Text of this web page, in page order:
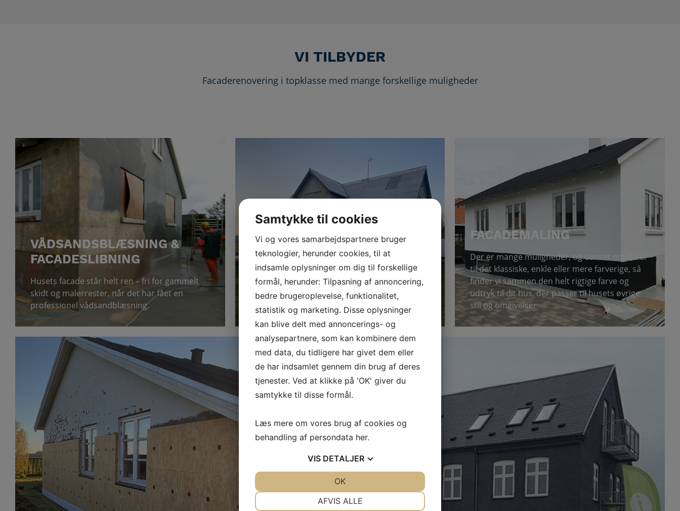
VI TILBYDER
Facaderenovering i topklasse med mange forskellige muligheder
VÅDSANDSBLÆSNING &
FACADESLIBNING
Husets facade står helt ren – fri for gammelt
skidt og malerrester, når det har fået en
professionel vådsandblæsning.
NETPUDSNING
Ved en netpudsning af facaden bliver puds og
mørtel forstærket med et fibernet. Det er en
nyere teknik, der sikrer dig en stærk og
holdbar facade, der ikke revner og krakelerer
de næste mange, mange år.
FACADEMALING
Der er mange muligheder, og uanset om du er
til det klassiske, enkle eller mere farverige, så
finder vi sammen den helt rigtige farve og
udtryk til dit hus, der passer til husets øvrige
stil og omgivelser.
Samtykke til cookies
Vi og vores samarbejdspartnere bruger
teknologier, herunder cookies, til at
indsamle oplysninger om dig til forskellige
formål, herunder: Tilpasning af annoncering,
bedre brugeroplevelse, funktionalitet,
statistik og marketing. Disse oplysninger
kan blive delt med annoncerings- og
analysepartnere, som kan kombinere dem
med data, du tidligere har givet dem eller
de har indsamlet gennem din brug af deres
tjenester. Ved at klikke på 'OK' giver du
samtykke til disse formål.
Læs mere om vores brug af cookies og
behandling af persondata her.
VIS DETALJER
AFVIS ALLE
OK